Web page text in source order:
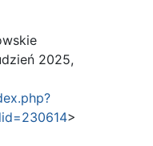
2025,
>